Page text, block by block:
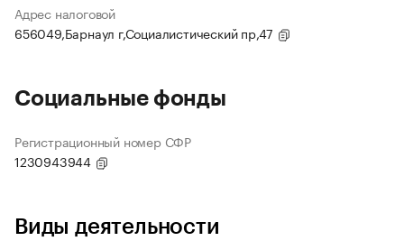
Адрес налоговой
656049,Барнаул г,Социалистический пр,47
Социальные фонды
Регистрационный номер СФР
1230943944
Виды деятельности